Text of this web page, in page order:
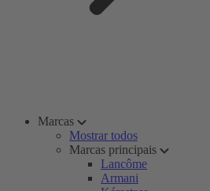
Marcas
Mostrar todos
Marcas principais
Lancôme
Armani